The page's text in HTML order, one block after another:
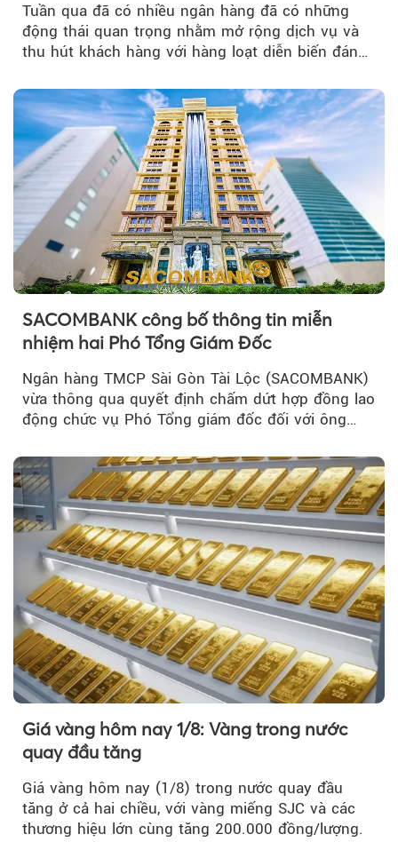
Tuần qua đã có nhiều ngân hàng đã có những
động thái quan trọng nhằm mở rộng dịch vụ và
thu hút khách hàng với hàng loạt diễn biến đáng
SACOMBANK công bố thông tin miễn
nhiệm hai Phó Tổng Giám Đốc
Ngân hàng TMCP Sài Gòn Tài Lộc (SACOMBANK)
vừa thông qua quyết định chấm dứt hợp đồng lao
động chức vụ Phó Tổng giám đốc đối với ông
Giá vàng hôm nay 1/8: Vàng trong nước
quay đầu tăng
Giá vàng hôm nay (1/8) trong nước quay đầu
tăng ở cả hai chiều, với vàng miếng SJC và các
thương hiệu lớn cùng tăng 200.000 đồng/lượng.